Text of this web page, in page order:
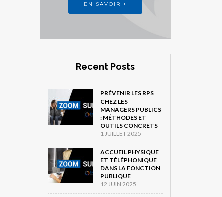
EN SAVOIR +
Recent Posts
PRÉVENIR LES RPS
CHEZ LES
MANAGERS PUBLICS
: MÉTHODES ET
OUTILS CONCRETS
1 JUILLET 2025
ACCUEIL PHYSIQUE
ET TÉLÉPHONIQUE
DANS LA FONCTION
PUBLIQUE
12 JUIN 2025